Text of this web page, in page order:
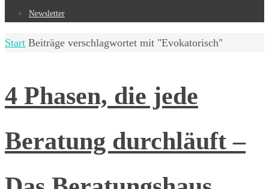
Newsletter
Start Beiträge verschlagwortet mit "Evokatorisch"
4 Phasen, die jede
Beratung durchläuft –